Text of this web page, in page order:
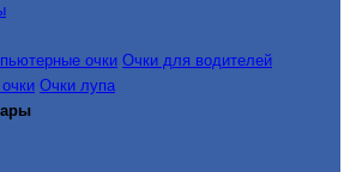
очки Очки для водителей
Очки лупа